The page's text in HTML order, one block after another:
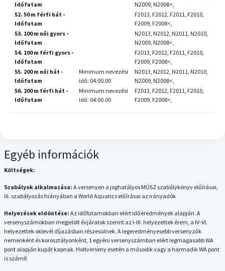
Időfutam
N2009, N2008<,
52. 50 m férfi hát -
Időfutam
F2013, F2012, F2011, F2010,
F2009, F2008<,
53. 100 m női gyors -
Időfutam
N2013, N2012, N2011, N2010,
N2009, N2008<,
54. 100 m férfi gyors -
Időfutam
F2013, F2012, F2011, F2010,
F2009, F2008<,
55. 200 m női hát -
Időfutam
Minimum nevezési
idő: 04:00.00
N2013, N2012, N2011, N2010,
N2009, N2008<,
56. 200 m férfi hát -
Időfutam
Minimum nevezési
idő: 04:00.00
F2013, F2012, F2011, F2010,
F2009, F2008<,
Egyéb információk
Költségek:
Szabályok alkalmazása: A versenyen a joghatályos MÚSZ szabálykönyv előírásai,
ill. szabályozás hiányában a World Aquatics előírásai az irányadók
Helyezések eldöntése: Az időfutamokban elért időeredmények alapján. A
versenyszámokban megjelölt évjáratok szerint az I-III. helyezettek érem, a IV-VI.
helyezettek oklevél díjazásban részesülnek. A legeredményesebb versenyzők
nemenként és korosztályonként, 1 egyéni versenyszámban elért legmagasabb WA
pont alapján kupát kapnak. Holtverseny esetén a második vagy a harmadik WA pont
is számít